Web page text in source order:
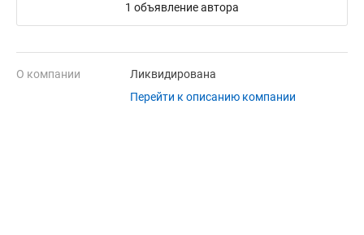
1 объявление автора
О компании
Ликвидирована
Перейти к описанию компании